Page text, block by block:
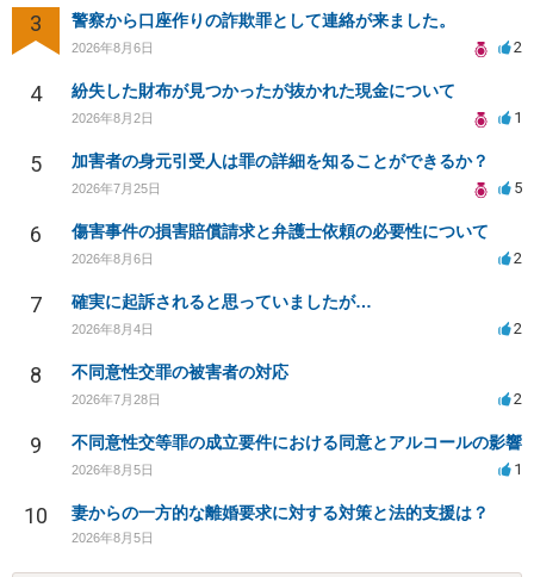
3 警察から口座作りの詐欺罪として連絡が来ました。
2026年8月6日 2
4 紛失した財布が見つかったが抜かれた現金について
2026年8月2日 1
5 加害者の身元引受人は罪の詳細を知ることができるか？
2026年7月25日 5
6 傷害事件の損害賠償請求と弁護士依頼の必要性について
2026年8月6日 2
7 確実に起訴されると思っていましたが…
2026年8月4日 2
8 不同意性交罪の被害者の対応
2026年7月28日 2
9 不同意性交等罪の成立要件における同意とアルコールの影響
2026年8月5日 1
10 妻からの一方的な離婚要求に対する対策と法的支援は？
2026年8月5日